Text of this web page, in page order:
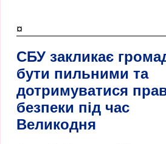
¤
СБУ закликає
бути пильними та
дотримуватися
безпеки під час
Великодня